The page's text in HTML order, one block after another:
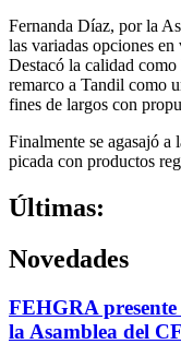
Fernanda Díaz, por la
las variadas opciones
Destacó la calidad
remarco a Tandil como
fines de largos con
Finalmente se agasajó a
picada con productos
Últimas:
Novedades
FEHGRA
la Asamblea del